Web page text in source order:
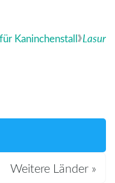
Kaninchenstall Lasur
Weitere Länder »